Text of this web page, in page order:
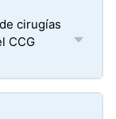
cirugías
CCG